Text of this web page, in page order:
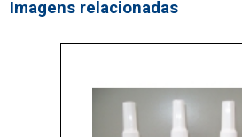
Imagens relacionadas